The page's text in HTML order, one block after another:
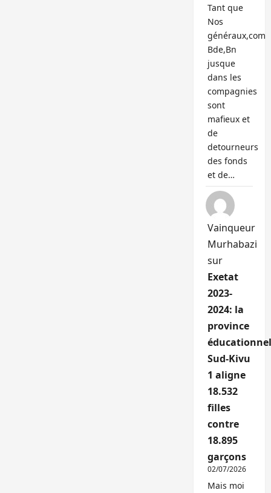
Tant que
Nos
généraux,com
Bde,Bn
jusque
dans les
compagnies
sont
mafieux et
de
detourneurs
des fonds
et de…
Vainqueur
Murhabazi
sur
Exetat
2023-
2024: la
province
Sud-Kivu
1 aligne
18.532
filles
contre
18.895
garçons
02/07/2026
Mais moi